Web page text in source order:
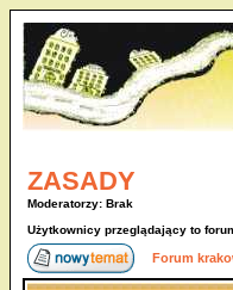
ZASADY
Moderatorzy: Brak
Użytkownicy przeglądający to
Forum